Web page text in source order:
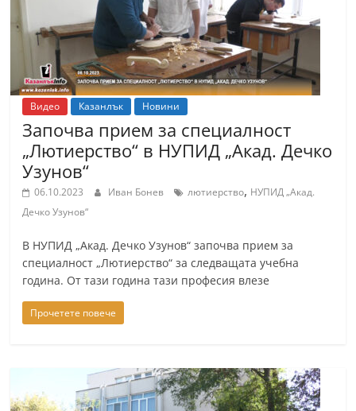
Видео Казанлък Новини
Започва прием за специалност
„Лютиерство“ в НУПИД „Акад. Дечко
Узунов“
06.10.2023 Иван Бонев лютиерство, НУПИД „Акад.
Дечко Узунов“
В НУПИД „Акад. Дечко Узунов“ започва прием за
специалност „Лютиерство“ за следващата учебна
година. От тази година тази професия влезе
Прочетете повече